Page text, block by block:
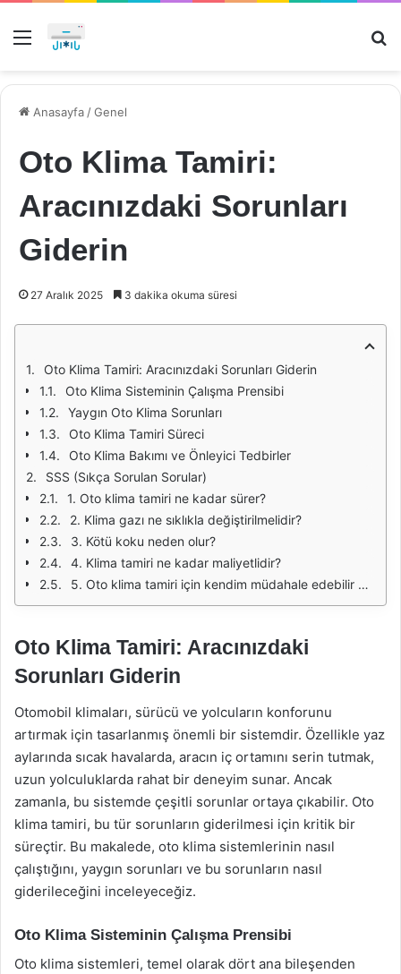
Menü
Anasayfa /Genel
Oto Klima Tamiri:
Aracınızdaki Sorunları
Giderin
27 Aralık 2025 3 dakika okuma süresi
Oto Klima Tamiri: Aracınızdaki Sorunları Giderin
Oto Klima Sisteminin Çalışma Prensibi
Yaygın Oto Klima Sorunları
Oto Klima Tamiri Süreci
Oto Klima Bakımı ve Önleyici Tedbirler
SSS (Sıkça Sorulan Sorular)
1. Oto klima tamiri ne kadar sürer?
2. Klima gazı ne sıklıkla değiştirilmelidir?
3. Kötü koku neden olur?
4. Klima tamiri ne kadar maliyetlidir?
5. Oto klima tamiri için kendim müdahale edebilir miyim?
Oto Klima Tamiri: Aracınızdaki
Sorunları Giderin
Otomobil klimaları, sürücü ve yolcuların konforunu
artırmak için tasarlanmış önemli bir sistemdir. Özellikle yaz
aylarında sıcak havalarda, aracın iç ortamını serin tutmak,
uzun yolculuklarda rahat bir deneyim sunar. Ancak
zamanla, bu sistemde çeşitli sorunlar ortaya çıkabilir. Oto
klima tamiri, bu tür sorunların giderilmesi için kritik bir
süreçtir. Bu makalede, oto klima sistemlerinin nasıl
çalıştığını, yaygın sorunları ve bu sorunların nasıl
giderileceğini inceleyeceğiz.
Oto Klima Sisteminin Çalışma Prensibi
Oto klima sistemleri, temel olarak dört ana bileşenden